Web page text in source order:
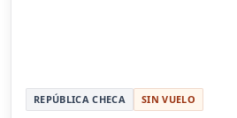
REPÚBLICA CHECA SIN VUELO